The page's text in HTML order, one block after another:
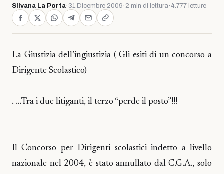
Silvana La Porta· 31 Dicembre 2009 · 2 min di lettura· 4.777 letture
La Giustizia dell’ingiustizia ( Gli esiti di un concorso a
Dirigente Scolastico)
. …Tra i due litiganti, il terzo “perde il posto”!!!
Il Concorso per Dirigenti scolastici indetto a livello
nazionale nel 2004, è stato annullato dal C.G.A., solo